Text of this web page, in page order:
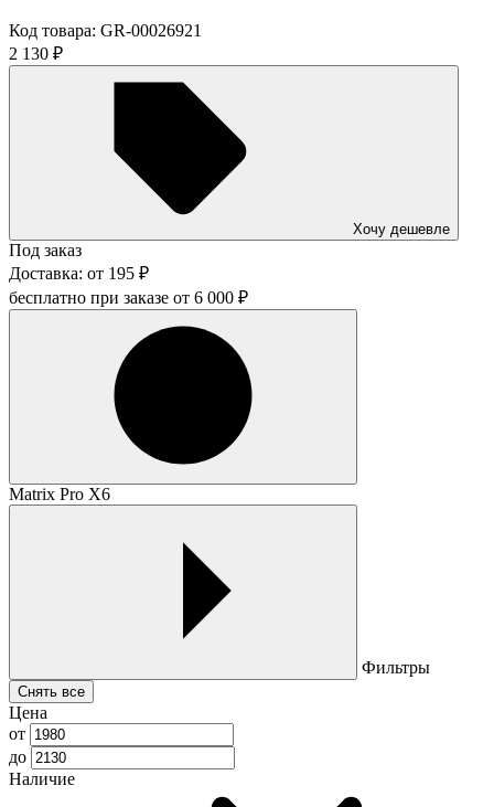
Код товара: GR-00026921
2 130 ₽
Хочу дешевле
Под заказ
Доставка: от 195 ₽
бесплатно при заказе от 6 000 ₽
Matrix Pro X6
Фильтры
Снять все
Цена
от
до
Наличие